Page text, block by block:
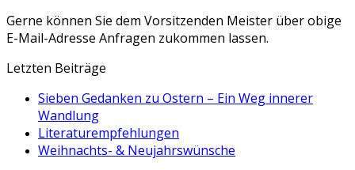
Gerne können Sie dem Vorsitzenden Meister über obige
E-Mail-Adresse Anfragen zukommen lassen.
Letzten Beiträge
Sieben Gedanken zu Ostern – Ein Weg innerer
Wandlung
Literaturempfehlungen
Weihnachts- & Neujahrswünsche